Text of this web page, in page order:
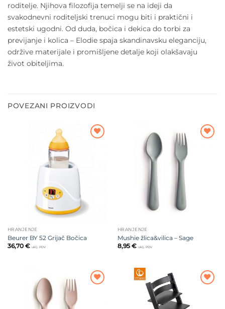
roditelje. Njihova filozofija temelji se na ideji da
svakodnevni roditeljski trenuci mogu biti i praktični i
estetski ugodni. Od duda, bočica i dekica do torbi za
previjanje i kolica – Elodie spaja skandinavsku eleganciju,
održive materijale i promišljene detalje koji olakšavaju
život obiteljima.
POVEZANI PROIZVODI
HRANJENJE
Beurer BY 52 Grijač Bočica
36,70 € uklj. PDV
HRANJENJE
Mushie žlica&vilica – Sage
8,95 € uklj. PDV